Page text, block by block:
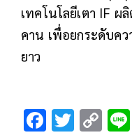
เทคโนโลยีเตา IF ผ
คาน เพื่อยกระดับค
ยาว
F T C